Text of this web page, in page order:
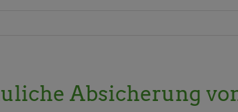
Absicherung